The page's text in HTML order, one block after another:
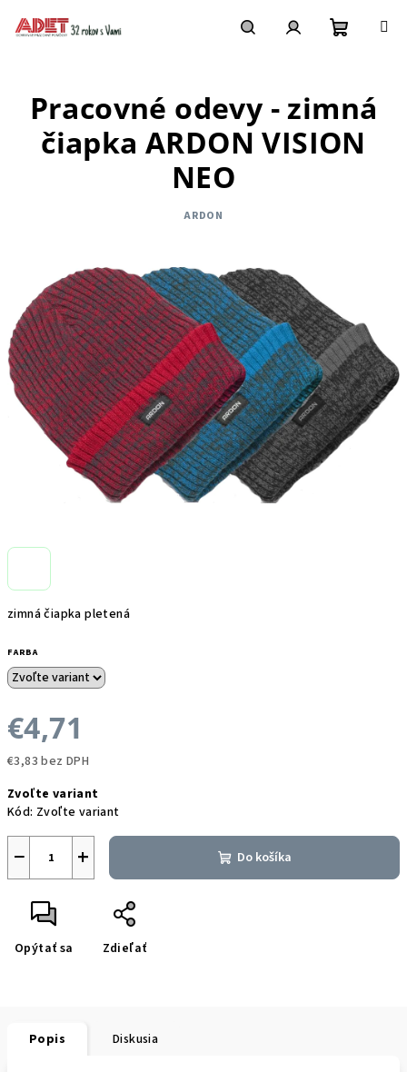
košík
zimná čiapka pletená
FARBA
€4,71
€3,83 bez DPH
cena:
Zvoľte variant
Kód: Zvoľte variant
+
− Do košíka
Opýtať sa Zdieľať
Pracovné odevy - zimná
čiapka ARDON VISION
NEO
ARDON
Popis Diskusia